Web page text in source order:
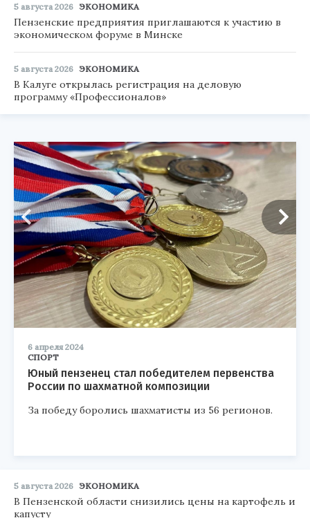
5 августа 2026 ЭКОНОМИКА
Пензенские предприятия приглашаются к участию в
экономическом форуме в Минске
5 августа 2026 ЭКОНОМИКА
В Калуге открылась регистрация на деловую
программу «Профессионалов»
6 апреля 2024
СПОРТ
Юный пензенец стал победителем первенства
России по шахматной композиции
За победу боролись шахматисты из 56 регионов.
5 августа 2026 ЭКОНОМИКА
В Пензенской области снизились цены на картофель и
капусту